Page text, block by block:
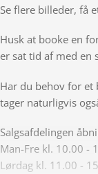
Se flere billeder, få
Husk at booke en
er sat tid af med en
Har du behov for et
tager naturligvis
Salgsafdelingen
Man-Fre kl. 10.00 -
Lørdag kl. 11.00 -